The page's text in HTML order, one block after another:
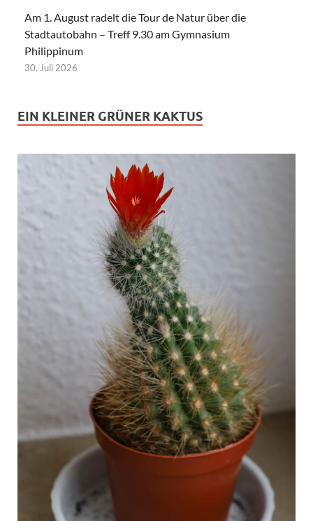
Am 1. August radelt die Tour de Natur über die
Stadtautobahn – Treff 9.30 am Gymnasium
Philippinum
30. Juli 2026
EIN KLEINER GRÜNER KAKTUS